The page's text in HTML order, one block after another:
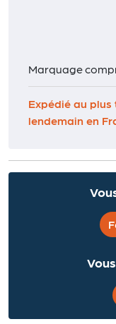
Marquage
Expédié au
lendemain en